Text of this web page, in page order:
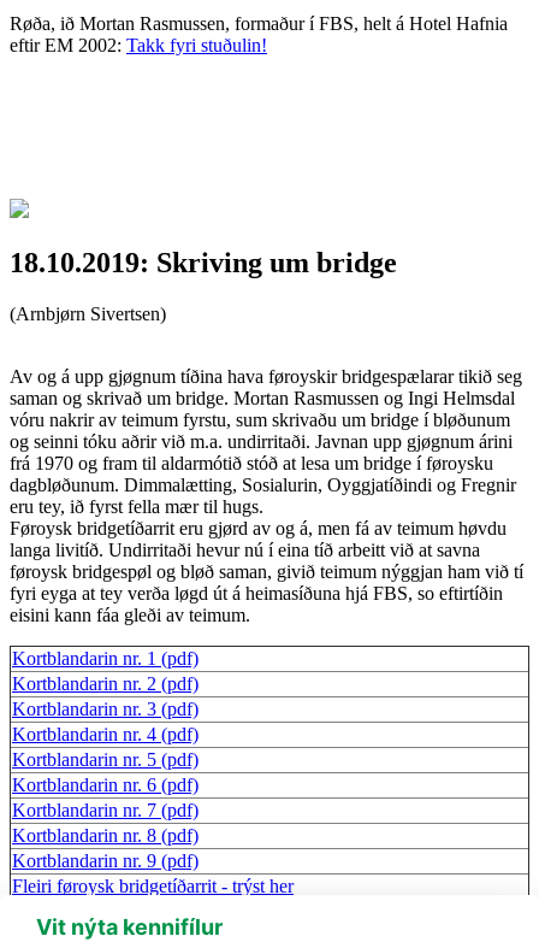
Røða, ið Mortan Rasmussen, formaður í FBS, helt á Hotel Hafnia
eftir EM 2002: Takk fyri stuðulin!
18.10.2019: Skriving um bridge
(Arnbjørn Sivertsen)
Av og á upp gjøgnum tíðina hava føroyskir bridgespælarar tikið seg
saman og skrivað um bridge. Mortan Rasmussen og Ingi Helmsdal
vóru nakrir av teimum fyrstu, sum skrivaðu um bridge í bløðunum
og seinni tóku aðrir við m.a. undirritaði. Javnan upp gjøgnum árini
frá 1970 og fram til aldarmótið stóð at lesa um bridge í føroysku
dagbløðunum. Dimmalætting, Sosialurin, Oyggjatíðindi og Fregnir
eru tey, ið fyrst fella mær til hugs.
Føroysk bridgetíðarrit eru gjørd av og á, men fá av teimum høvdu
langa livitíð. Undirritaði hevur nú í eina tíð arbeitt við at savna
føroysk bridgespøl og bløð saman, givið teimum nýggjan ham við tí
fyri eyga at tey verða løgd út á heimasíðuna hjá FBS, so eftirtíðin
eisini kann fáa gleði av teimum.
Kortblandarin nr. 1 (pdf)
Kortblandarin nr. 2 (pdf)
Kortblandarin nr. 3 (pdf)
Kortblandarin nr. 4 (pdf)
Kortblandarin nr. 5 (pdf)
Kortblandarin nr. 6 (pdf)
Kortblandarin nr. 7 (pdf)
Kortblandarin nr. 8 (pdf)
Kortblandarin nr. 9 (pdf)
Fleiri føroysk bridgetíðarrit - trýst her
(+298) 230 435
Vit nýta kennifílur